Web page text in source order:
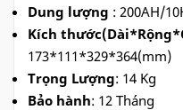
Dung lượng : 200AH/
Kích
173*111*329*364(mm)
Trọng Lượng: 14 Kg
Bảo hành: 12 Tháng